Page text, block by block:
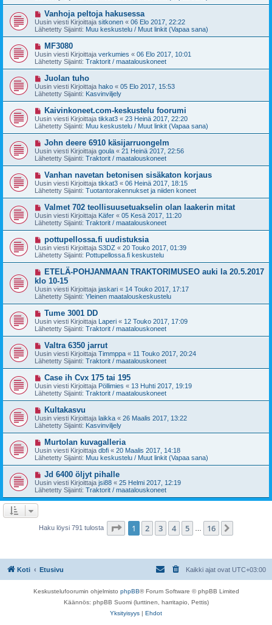
t
i
v
e
s
t
U
u
s
i
v
e
s
t
Vanhoja peltoja hakusessa
Uusin viesti Kirjoittaja sitkonen « 06 Elo 2017, 22:22
Lähetetty Sijainti: Muu keskustelu / Muut linkit (Vapaa sana)
U
u
s
i
e
s
t
MF3080
Uusin viesti Kirjoittaja verkumies « 06 Elo 2017, 10:01
Lähetetty Sijainti: Traktorit / maatalouskoneet
U
u
s
i
v
e
s
t
Juolan tuho
Uusin viesti Kirjoittaja hako « 05 Elo 2017, 15:53
Lähetetty Sijainti: Kasvinviljely
U
u
s
i
e
s
t
Kaivinkoneet.com-keskustelu foorumi
Uusin viesti Kirjoittaja tikkat3 « 23 Heinä 2017, 22:20
Lähetetty Sijainti: Muu keskustelu / Muut linkit (Vapaa sana)
U
u
s
i
v
e
s
t
John deere 6910 käsijarruongelm
Uusin viesti Kirjoittaja goula « 21 Heinä 2017, 22:56
Lähetetty Sijainti: Traktorit / maatalouskoneet
U
u
s
i
v
e
s
t
Vanhan navetan betonisen sisäkaton korjaus
Uusin viesti Kirjoittaja tikkat3 « 06 Heinä 2017, 18:15
Lähetetty Sijainti: Tuotantorakennukset ja niiden koneet
U
u
s
i
e
s
t
Valmet 702 teollisuusetuakselin olan laakerin mitat
Uusin viesti Kirjoittaja Käfer « 05 Kesä 2017, 11:20
Lähetetty Sijainti: Traktorit / maatalouskoneet
U
u
s
i
v
e
s
t
i
pottupellossa.fi uudistuksia
Uusin viesti Kirjoittaja S3DZ « 20 Touko 2017, 01:39
Lähetetty Sijainti: Pottupellossa.fi keskustelu
U
s
i
v
i
s
t
i
ETELÄ-POHJANMAAN TRAKTORIMUSEO auki la 20.5.2017
klo 10-15
Uusin viesti Kirjoittaja jaskari « 14 Touko 2017, 17:17
Lähetetty Sijainti: Yleinen maatalouskeskustelu
U
u
s
i
v
e
s
t
Tume 3001 DD
Uusin viesti Kirjoittaja Laperi « 12 Touko 2017, 17:09
Lähetetty Sijainti: Traktorit / maatalouskoneet
U
u
s
i
e
s
t
Valtra 6350 jarrut
Uusin viesti Kirjoittaja Timmppa « 11 Touko 2017, 20:24
Lähetetty Sijainti: Traktorit / maatalouskoneet
U
u
s
i
v
e
s
t
Case ih Cvx 175 tai 195
Uusin viesti Kirjoittaja Pöllimies « 13 Huhti 2017, 19:19
Lähetetty Sijainti: Traktorit / maatalouskoneet
U
u
s
i
v
e
s
t
Kultakasvu
Uusin viesti Kirjoittaja laikka « 26 Maalis 2017, 13:22
Lähetetty Sijainti: Kasvinviljely
U
u
s
i
e
s
t
Murtolan kuvagalleria
Uusin viesti Kirjoittaja dbfi « 20 Maalis 2017, 14:18
Lähetetty Sijainti: Muu keskustelu / Muut linkit (Vapaa sana)
U
u
s
i
v
s
t
Jd 6400 öljyt pihalle
Uusin viesti Kirjoittaja jsi88 « 25 Helmi 2017, 12:19
Lähetetty Sijainti: Traktorit / maatalouskoneet
Haku löysi 791 tulosta Sivu /16
1 2 3 4 5 16
Koti Etusivu Kaikki ajat ovat UTC+03:00
Keskustelufoorumin ohjelmisto phpBB® Forum Software © phpBB Limited
Käännös: phpBB Suomi (lurttinen, harritapio, Pettis)
Yksityisyys | Ehdot